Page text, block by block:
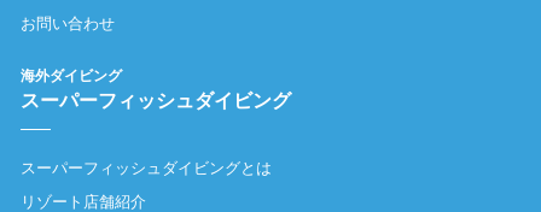
お問い合わせ
海外ダイビング
スーパーフィッシュダイビング
スーパーフィッシュダイビングとは
リゾート店舗紹介